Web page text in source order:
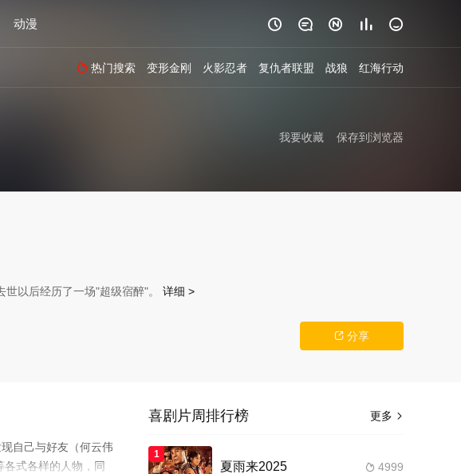
动漫     
 热门搜索 变形金刚 火影忍者 复仇者联盟 战狼 红海行动
保存到浏览器
我要收藏
以后经历了一场"超级宿醉"。 详细 >
 分享
自己与好友（何云伟
式各样的人物，同
更多 
喜剧片周排行榜
1
 4999
夏雨来2025